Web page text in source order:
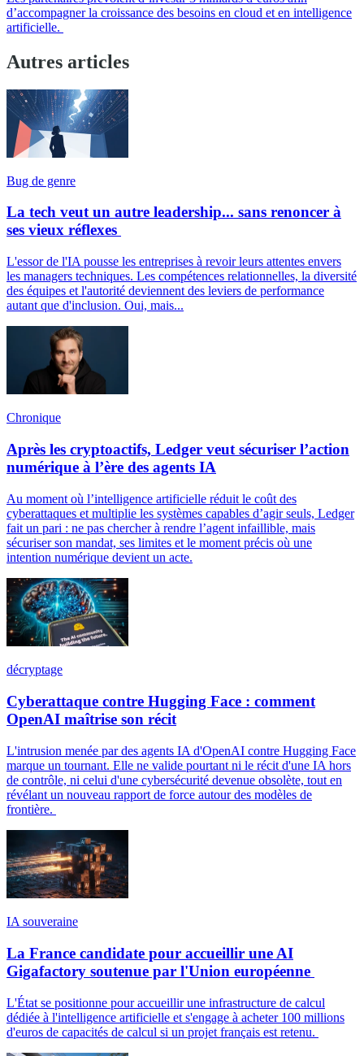
d’accompagner la croissance des besoins en cloud et en intelligence
artificielle.
Autres articles
Bug de genre
La tech veut un autre leadership... sans renoncer à
ses vieux réflexes
L'essor de l'IA pousse les entreprises à revoir leurs attentes envers
les managers techniques. Les compétences relationnelles, la diversité
des équipes et l'autorité deviennent des leviers de performance
autant que d'inclusion. Oui, mais...
Chronique
Après les cryptoactifs, Ledger veut sécuriser l’action
numérique à l’ère des agents IA
Au moment où l’intelligence artificielle réduit le coût des
cyberattaques et multiplie les systèmes capables d’agir seuls, Ledger
fait un pari : ne pas chercher à rendre l’agent infaillible, mais
sécuriser son mandat, ses limites et le moment précis où une
intention numérique devient un acte.
décryptage
Cyberattaque contre Hugging Face : comment
OpenAI maîtrise son récit
L'intrusion menée par des agents IA d'OpenAI contre Hugging Face
marque un tournant. Elle ne valide pourtant ni le récit d'une IA hors
de contrôle, ni celui d'une cybersécurité devenue obsolète, tout en
révélant un nouveau rapport de force autour des modèles de
frontière.
IA souveraine
La France candidate pour accueillir une AI
Gigafactory soutenue par l'Union européenne
L'État se positionne pour accueillir une infrastructure de calcul
dédiée à l'intelligence artificielle et s'engage à acheter 100 millions
d'euros de capacités de calcul si un projet français est retenu.